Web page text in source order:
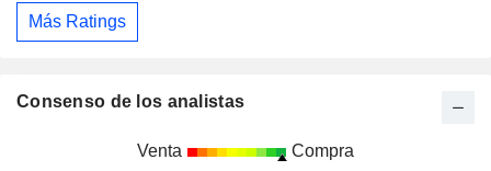
Más Ratings
Consenso de los analistas
Venta Compra